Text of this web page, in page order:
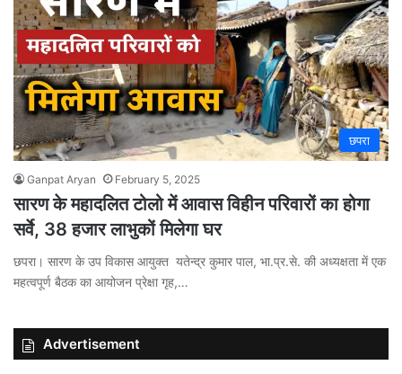
छपरा
Ganpat Aryan February 5, 2025
सारण के महादलित टोलो में आवास विहीन परिवारों का होगा
सर्वे, 38 हजार लाभुकों मिलेगा घर
छपरा। सारण के उप विकास आयुक्त यतेन्द्र कुमार पाल, भा.प्र.से. की अध्यक्षता में एक
महत्वपूर्ण बैठक का आयोजन प्रेक्षा गृह,…
Advertisement